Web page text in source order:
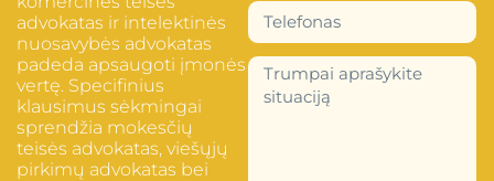
advokatas ir intelektinės
nuosavybės advokatas
padeda apsaugoti įmonės
vertę. Specifinius
klausimus sėkmingai
sprendžia mokesčių
teisės advokatas, viešųjų
pirkimų advokatas bei